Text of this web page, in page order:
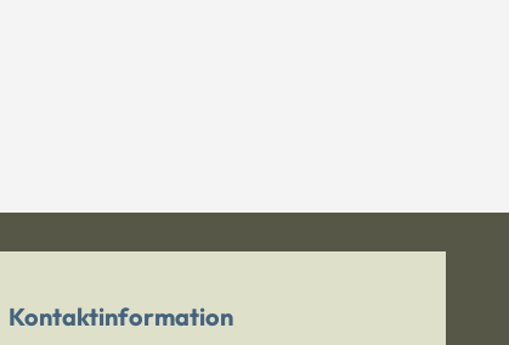
Kontaktinformation